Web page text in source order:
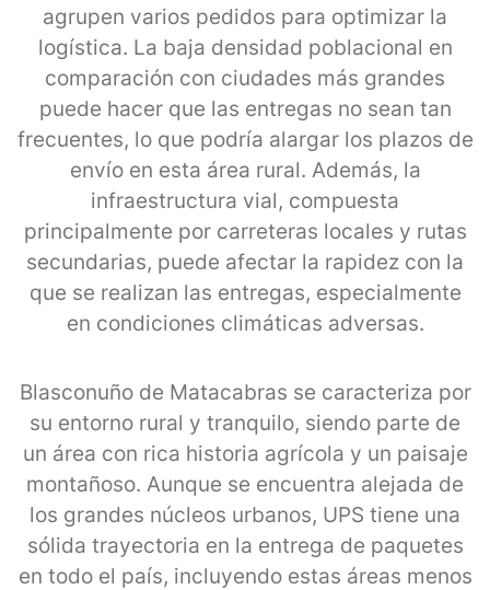
agrupen varios pedidos para optimizar la
logística. La baja densidad poblacional en
comparación con ciudades más grandes
puede hacer que las entregas no sean tan
frecuentes, lo que podría alargar los plazos de
envío en esta área rural. Además, la
infraestructura vial, compuesta
principalmente por carreteras locales y rutas
secundarias, puede afectar la rapidez con la
que se realizan las entregas, especialmente
en condiciones climáticas adversas.
Blasconuño de Matacabras se caracteriza por
su entorno rural y tranquilo, siendo parte de
un área con rica historia agrícola y un paisaje
montañoso. Aunque se encuentra alejada de
los grandes núcleos urbanos, UPS tiene una
sólida trayectoria en la entrega de paquetes
en todo el país, incluyendo estas áreas menos